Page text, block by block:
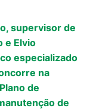
supervisor de
e Elvio
especializado
na
de
de